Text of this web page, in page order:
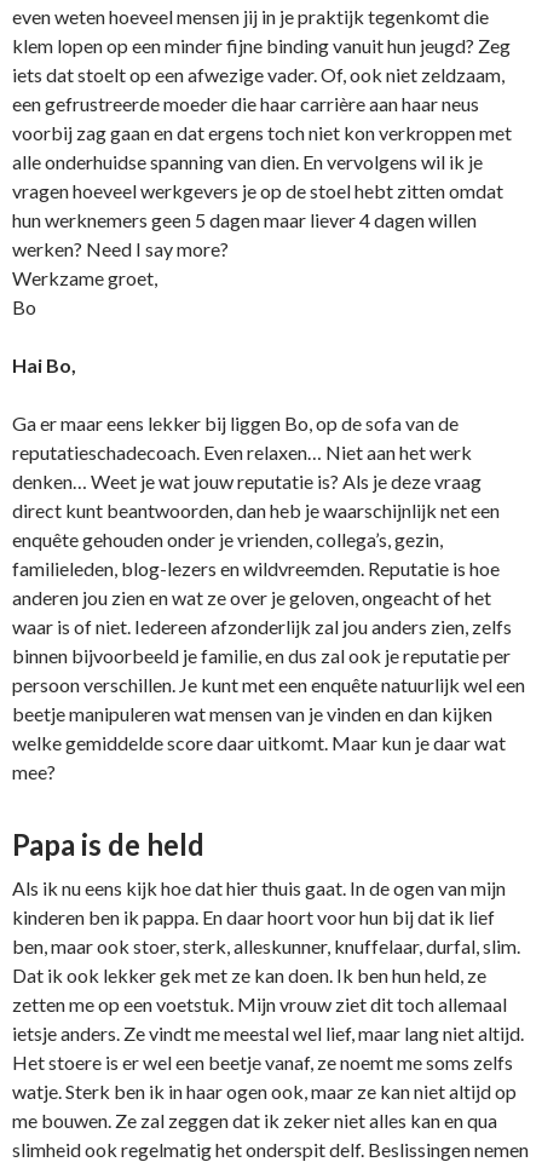
even weten hoeveel mensen jij in je praktijk tegenkomt die
klem lopen op een minder fijne binding vanuit hun jeugd? Zeg
iets dat stoelt op een afwezige vader. Of, ook niet zeldzaam,
een gefrustreerde moeder die haar carrière aan haar neus
voorbij zag gaan en dat ergens toch niet kon verkroppen met
alle onderhuidse spanning van dien. En vervolgens wil ik je
vragen hoeveel werkgevers je op de stoel hebt zitten omdat
hun werknemers geen 5 dagen maar liever 4 dagen willen
werken? Need I say more?
Werkzame groet,
Bo
Hai Bo,
Ga er maar eens lekker bij liggen Bo, op de sofa van de
reputatieschadecoach. Even relaxen… Niet aan het werk
denken… Weet je wat jouw reputatie is? Als je deze vraag
direct kunt beantwoorden, dan heb je waarschijnlijk net een
enquête gehouden onder je vrienden, collega’s, gezin,
familieleden, blog-lezers en wildvreemden. Reputatie is hoe
anderen jou zien en wat ze over je geloven, ongeacht of het
waar is of niet. Iedereen afzonderlijk zal jou anders zien, zelfs
binnen bijvoorbeeld je familie, en dus zal ook je reputatie per
persoon verschillen. Je kunt met een enquête natuurlijk wel een
beetje manipuleren wat mensen van je vinden en dan kijken
welke gemiddelde score daar uitkomt. Maar kun je daar wat
mee?
Papa is de held
Als ik nu eens kijk hoe dat hier thuis gaat. In de ogen van mijn
kinderen ben ik pappa. En daar hoort voor hun bij dat ik lief
ben, maar ook stoer, sterk, alleskunner, knuffelaar, durfal, slim.
Dat ik ook lekker gek met ze kan doen. Ik ben hun held, ze
zetten me op een voetstuk. Mijn vrouw ziet dit toch allemaal
ietsje anders. Ze vindt me meestal wel lief, maar lang niet altijd.
Het stoere is er wel een beetje vanaf, ze noemt me soms zelfs
watje. Sterk ben ik in haar ogen ook, maar ze kan niet altijd op
me bouwen. Ze zal zeggen dat ik zeker niet alles kan en qua
slimheid ook regelmatig het onderspit delf. Beslissingen nemen